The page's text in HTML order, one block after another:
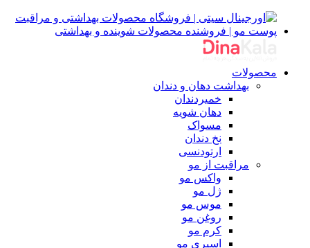
محصولات
بهداشت دهان و دندان
خمیردندان
دهان شویه
مسواک
نخ دندان
ارتودنسی
مراقبت از مو
واکس مو
ژل مو
موس مو
روغن مو
کرم مو
اسپری مو